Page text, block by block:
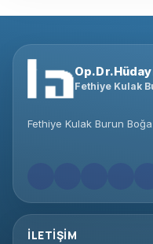
Fethiye Kulak
Fethiye Kulak Burun
İLETIŞIM